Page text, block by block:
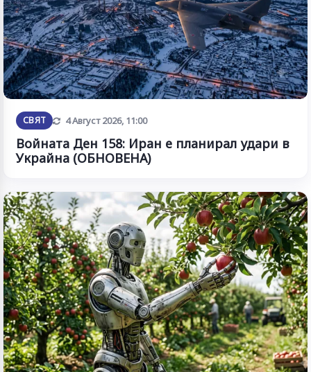
СВЯТ Обновена
4 Август 2026, 11:00
Войната Ден 158: Иран е планирал удари в
Украйна (ОБНОВЕНА)